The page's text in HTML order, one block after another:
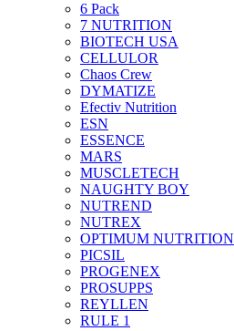
6 Pack
7 NUTRITION
BIOTECH USA
CELLULOR
Chaos Crew
DYMATIZE
Efectiv Nutrition
ESN
ESSENCE
MARS
MUSCLETECH
NAUGHTY BOY
NUTREND
NUTREX
OPTIMUM NUTRITION
PICSIL
PROGENEX
PROSUPPS
REYLLEN
RULE 1